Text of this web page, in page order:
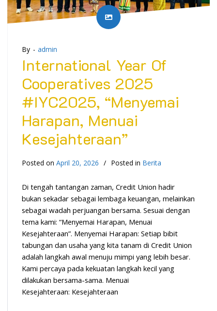
By - admin
International Year Of
Cooperatives 2025
#IYC2025, “Menyemai
Harapan, Menuai
Kesejahteraan”
Posted on April 20, 2026 Posted in Berita
Di tengah tantangan zaman, Credit Union hadir
bukan sekadar sebagai lembaga keuangan, melainkan
sebagai wadah perjuangan bersama. Sesuai dengan
tema kami: “Menyemai Harapan, Menuai
Kesejahteraan”. Menyemai Harapan: Setiap bibit
tabungan dan usaha yang kita tanam di Credit Union
adalah langkah awal menuju mimpi yang lebih besar.
Kami percaya pada kekuatan langkah kecil yang
dilakukan bersama-sama. Menuai
Kesejahteraan: Kesejahteraan